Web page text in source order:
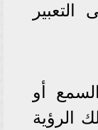
أو
الرؤية